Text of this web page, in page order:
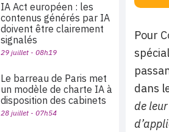
Pour
dans
de
IA Act européen : les
contenus générés par IA
doivent être clairement
signalés
29 juillet - 08h19
Le barreau de Paris met
un modèle de charte IA à
disposition des cabinets
28 juillet - 07h54